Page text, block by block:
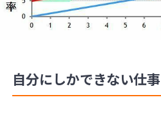
自分にしかできない仕